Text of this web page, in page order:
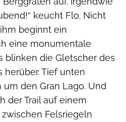
keucht Flo. Nicht
beginnt ein
eine monumentale
blinken die Gletscher des
herüber. Tief unten
den Gran Lago. Und
der Trail auf einem
Felsriegeln